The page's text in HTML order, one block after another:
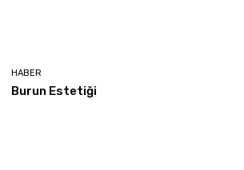
HABER
Burun Estetiği